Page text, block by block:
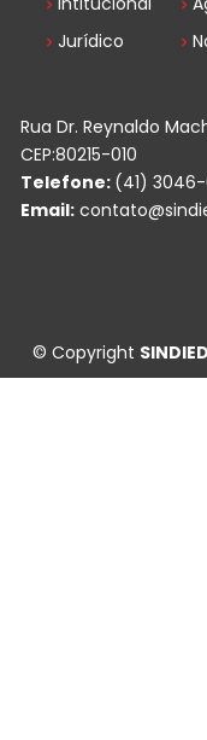
Jurídico
Rua Dr. Reynaldo
CEP:80215-010
Telefone: (41) 3046-
Email:
© Copyright